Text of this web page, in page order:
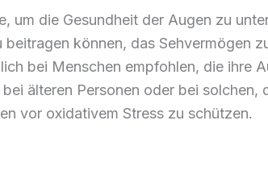
um die Gesundheit der Augen zu
können, das Sehvermögen
bei Menschen empfohlen, die ihre
älteren Personen oder bei solchen,
vor oxidativem Stress zu schützen.